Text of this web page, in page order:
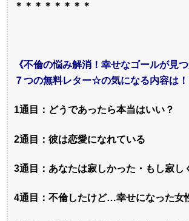
＊＊＊＊＊＊＊＊
《不倫の悩み解消！幸せなゴールが見
７つの無料レター☆の気になる内容は！
1通目：どうであったら本当はいい？
2通目：彼は恋愛になれている
3通目：あなたは寂しかった・もし寂し
4通目：不倫したけど…幸せになった